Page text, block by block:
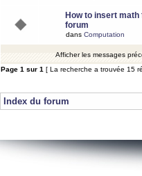
How to insert
forum
dans Computation
Afficher les messages
Page 1 sur 1 [ La recherche a trouvée 15
Index du forum